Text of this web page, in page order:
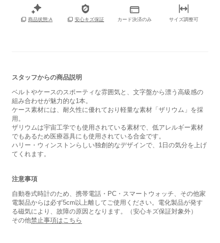
商品状態:A 安心キズ保証 カード決済のみ サイズ調整可
スタッフからの商品説明
ベルトやケースのスポーティな雰囲気と、文字盤から漂う高級感の
組み合わせが魅力的な1本。
ケース素材には、耐久性に優れており軽量な素材「ザリウム」を採
用。
ザリウムは宇宙工学でも使用されている素材で、低アレルギー素材
でもあるため医療器具にも使用されている合金です。
ハリー・ウィンストンらしい独創的なデザインで、1日の気分を上げ
てくれます。
注意事項
自動巻式時計のため、携帯電話・PC・スマートウォッチ、その他家
電製品からは必ず5cm以上離してご使用ください。電化製品が発す
る磁気により、故障の原因となります。（安心キズ保証対象外）
その他禁止事項はこちら